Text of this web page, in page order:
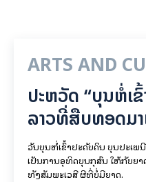
ARTS AND
ປະຫວັດ “ບຸນຫໍ່ເ
ລາວທີ່ສືບທອດມ
ວັນບຸນຫໍ່ເຂົ້າປະດັບດິນ ບຸນປະເ
ເປັນການອຸທິດບຸນກຸສົນ ໃຫ້ກັບຍ
ທັງສັມພະເວສີ ຜີທີ່ບໍ່ມີຍາດ.